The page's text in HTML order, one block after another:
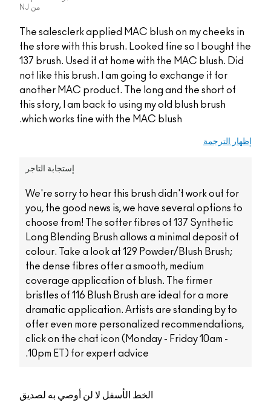
منNJ
The salesclerk applied MAC blush on my cheeks in
the store with this brush. Looked fine so I bought the
137 brush. Used it at home with the MAC blush. Did
not like this brush. I am going to exchange it for
another MAC product. The long and the short of
this story, I am back to using my old blush brush
which works fine with the MAC blush.
إظهار الترجمة
إستجابة التاجر
We're sorry to hear this brush didn't work out for
you, the good news is, we have several options to
choose from! The softer fibres of 137 Synthetic
Long Blending Brush allows a minimal deposit of
colour. Take a look at 129 Powder/Blush Brush;
the dense fibres offer a smooth, medium
coverage application of blush. The firmer
bristles of 116 Blush Brush are ideal for a more
dramatic application. Artists are standing by to
offer even more personalized recommendations,
click on the chat icon (Monday - Friday 10am -
10pm ET) for expert advice.
الخط الأسفللا لن أوصي به لصديق